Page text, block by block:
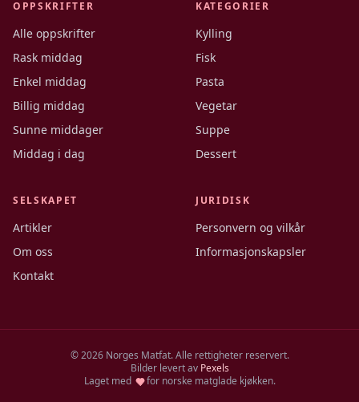
OPPSKRIFTER
Alle oppskrifter
Rask middag
Enkel middag
Billig middag
Sunne middager
Middag i dag
KATEGORIER
Kylling
Fisk
Pasta
Vegetar
Suppe
Dessert
SELSKAPET
Artikler
Om oss
Kontakt
JURIDISK
Personvern og vilkår
Informasjonskapsler
©2026Norges Matfat. Alle rettigheter reservert.
Bilder levert av Pexels
Laget med
for norske matglade kjøkken.